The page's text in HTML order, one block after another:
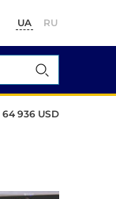
UA RU
64 936 USD